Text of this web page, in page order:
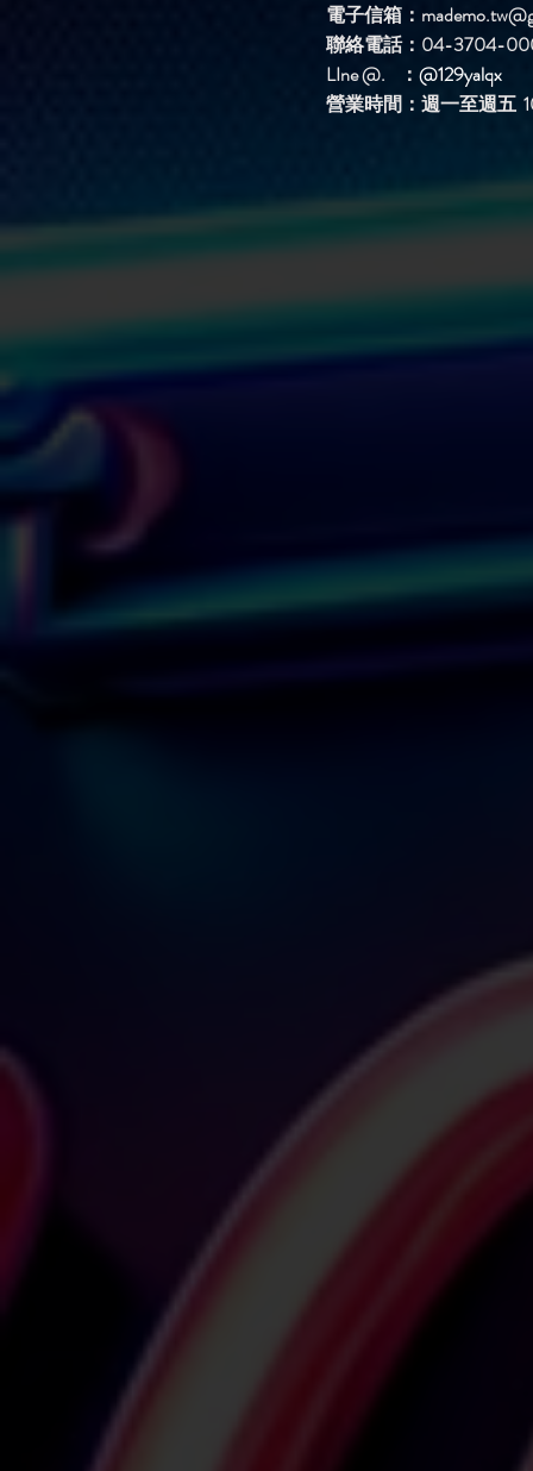
電子信箱：
聯絡電話：04-3704-
LIne @. ： @129yalqx
營業時間：週一至週五